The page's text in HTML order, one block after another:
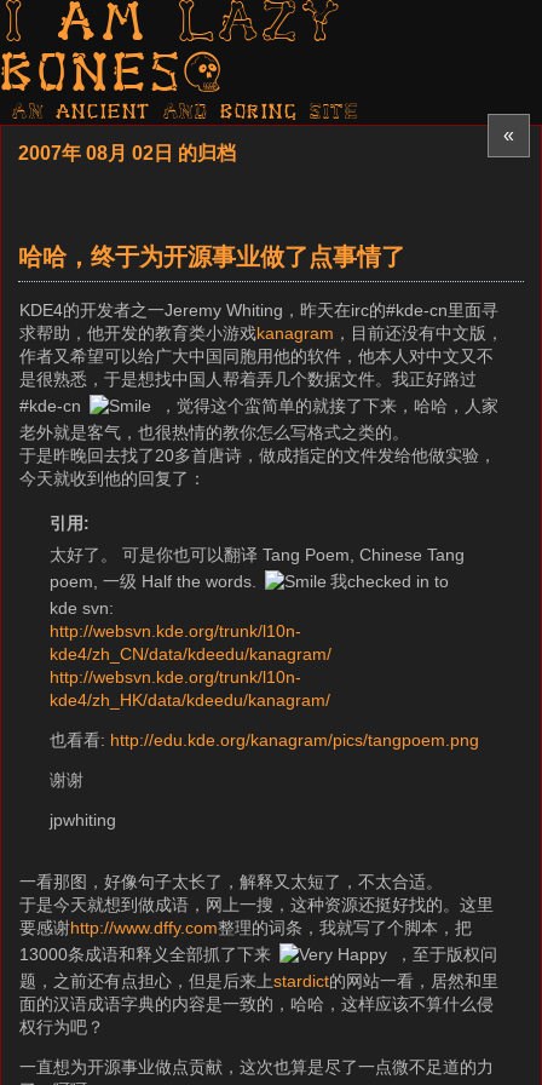
I am LAZY
bones?
AN ancient AND boring SITE
«
2007年 08月 02日 的归档
哈哈，终于为开源事业做了点事情了
KDE4的开发者之一Jeremy Whiting，昨天在irc的#kde-cn里面寻
求帮助，他开发的教育类小游戏kanagram ，目前还没有中文版，
作者又希望可以给广大中国同胞用他的软件，他本人对中文又不
是很熟悉，于是想找中国人帮着弄几个数据文件。我正好路过
#kde-cn
，觉得这个蛮简单的就接了下来，哈哈，人家
老外就是客气，也很热情的教你怎么写格式之类的。
于是昨晚回去找了20多首唐诗，做成指定的文件发给他做实验，
今天就收到他的回复了：
引用:
太好了。 可是你也可以翻译 Tang Poem, Chinese Tang
poem, 一级 Half the words.
我checked in to
kde svn:
http://websvn.kde.org/trunk/l10n-
kde4/zh_CN/data/kdeedu/kanagram/
http://websvn.kde.org/trunk/l10n-
kde4/zh_HK/data/kdeedu/kanagram/
也看看: http://edu.kde.org/kanagram/pics/tangpoem.png
谢谢
jpwhiting
一看那图，好像句子太长了，解释又太短了，不太合适。
于是今天就想到做成语，网上一搜，这种资源还挺好找的。这里
要感谢http://www.dffy.com整理的词条，我就写了个脚本，把
13000条成语和释义全部抓了下来
，至于版权问
题，之前还有点担心，但是后来上stardict的网站一看，居然和里
面的汉语成语字典的内容是一致的，哈哈，这样应该不算什么侵
权行为吧？
一直想为开源事业做点贡献，这次也算是尽了一点微不足道的力